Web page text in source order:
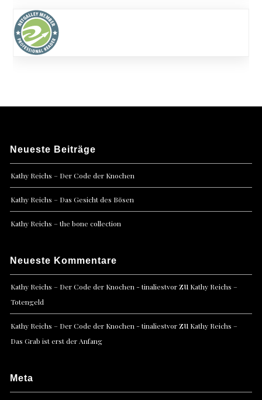
Neueste Beiträge
Kathy Reichs – Der Code der Knochen
Kathy Reichs – Das Gesicht des Bösen
Kathy Reichs – the bone collection
Neueste Kommentare
Kathy Reichs – Der Code der Knochen - tinaliestvorzu Kathy Reichs –
Totengeld
Kathy Reichs – Der Code der Knochen - tinaliestvorzu Kathy Reichs –
Das Grab ist erst der Anfang
Meta